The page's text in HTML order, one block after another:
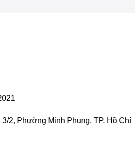
tâm nâng cấp phụ kiện_chăm
2, Phường Minh Phụng, TP. Hồ Chí